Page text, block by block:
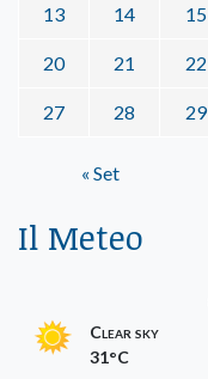
13 14 15
20 21 22
27 28 29
« Set
Il Meteo
Clear sky
31°C